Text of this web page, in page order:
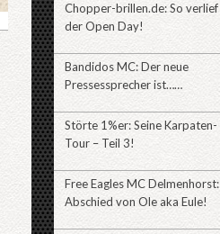
Chopper-brillen.de: So verlief
der Open Day!
Bandidos MC: Der neue
Pressessprecher ist……
Störte 1%er: Seine Karpaten-
Tour – Teil 3!
Free Eagles MC Delmenhorst:
Abschied von Ole aka Eule!